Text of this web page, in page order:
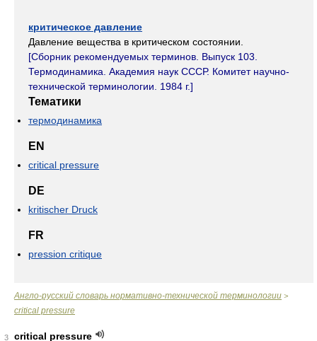
критическое давление
Давление вещества в критическом состоянии.
[Сборник рекомендуемых терминов. Выпуск 103.
Термодинамика. Академия наук СССР. Комитет научно-
технической терминологии. 1984 г.]
Тематики
термодинамика
EN
critical pressure
DE
kritischer Druck
FR
pression critique
Англо-русский словарь нормативно-технической терминологии >
critical pressure
3
critical pressure